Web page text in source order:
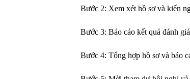
Bước 2: Xem xét hồ sơ và kiến
Bước 3: Báo cáo kết quả đánh
Bước 4: Tổng hợp hồ sơ và báo